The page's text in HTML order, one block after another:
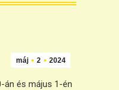
máj 2 2024
án és május 1-én